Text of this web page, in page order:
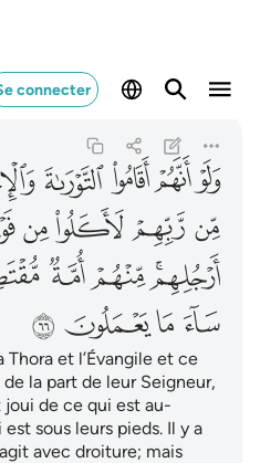
connecter
ﱎﱏﱐﱑ
ﱖ ﱗﱘﱙ
ﱝﱞﱟﱠ
ﱥ ﱦﱧ ﱨ
Thora et l’Évangile et ce
de la part de leur Seigneur,
joui de ce qui est au-
est sous leurs pieds. Il y a
avec droiture; mais